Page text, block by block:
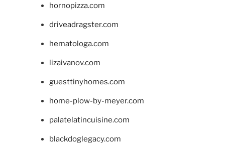
hornopizza.com
driveadragster.com
hematologa.com
lizaivanov.com
guesttinyhomes.com
home-plow-by-meyer.com
palatelatincuisine.com
blackdoglegacy.com